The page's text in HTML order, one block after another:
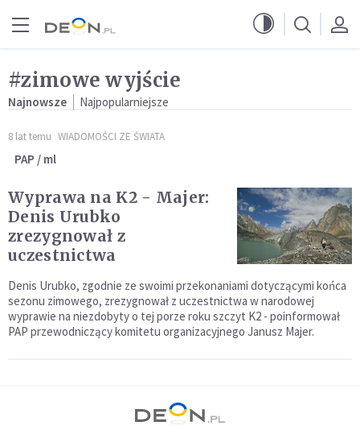
#zimowe wyjście
Najnowsze Najpopularniejsze
8 lat temu WIADOMOŚCI ZE ŚWIATA
PAP / ml
Wyprawa na K2 - Majer:
Denis Urubko
zrezygnował z
uczestnictwa
Denis Urubko, zgodnie ze swoimi przekonaniami dotyczącymi końca
sezonu zimowego, zrezygnował z uczestnictwa w narodowej
wyprawie na niezdobyty o tej porze roku szczyt K2 - poinformował
PAP przewodniczący komitetu organizacyjnego Janusz Majer.